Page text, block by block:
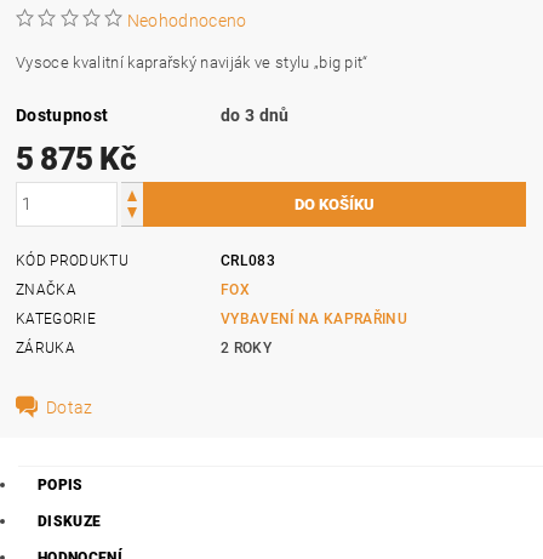
Neohodnoceno
Vysoce kvalitní kaprařský naviják ve stylu „big pit“
Dostupnost do 3 dnů
5 875 Kč
KÓD PRODUKTU
CRL083
ZNAČKA
FOX
KATEGORIE
VYBAVENÍ NA KAPRAŘINU
ZÁRUKA
2 ROKY
Dotaz
POPIS
DISKUZE